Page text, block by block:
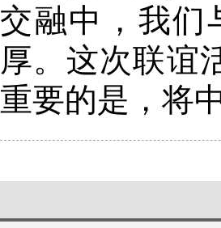
交融中，我们
厚。这次联谊
重要的是，将